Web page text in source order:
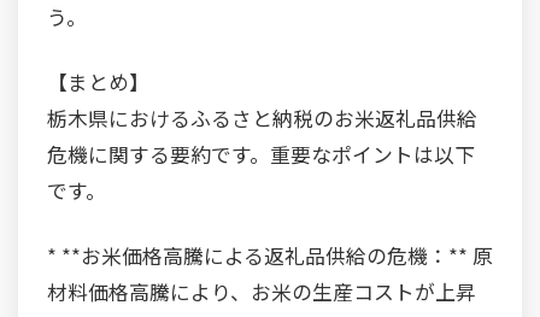
う。
【まとめ】
栃木県におけるふるさと納税のお米返礼品供給
危機に関する要約です。重要なポイントは以下
です。
* **お米価格高騰による返礼品供給の危機：** 原
材料価格高騰により、お米の生産コストが上昇